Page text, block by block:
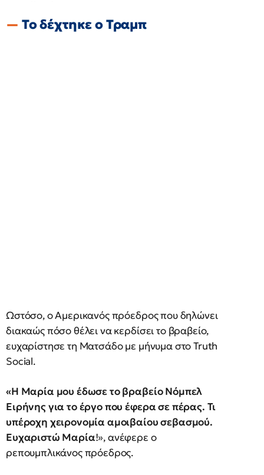
Το δέχτηκε ο Τραμπ
Ωστόσο, ο Αμερικανός πρόεδρος που δηλώνει
διακαώς πόσο θέλει να κερδίσει το βραβείο,
ευχαρίστησε τη Ματσάδο με μήνυμα στο Truth
Social.
«Η Μαρία μου έδωσε το βραβείο Νόμπελ
Ειρήνης για το έργο που έφερα σε πέρας. Τι
υπέροχη χειρονομία αμοιβαίου σεβασμού.
Ευχαριστώ Μαρία!», ανέφερε ο
ρεπουμπλικάνος πρόεδρος.